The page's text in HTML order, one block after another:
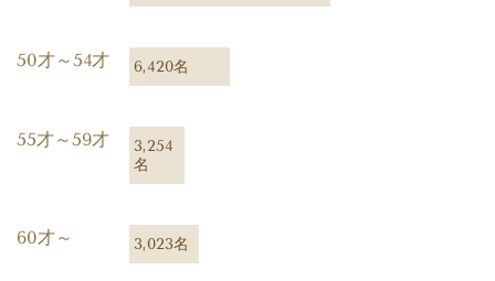
50才～54才 6,420名
55才～59才
3,254
名
60才～ 3,023名